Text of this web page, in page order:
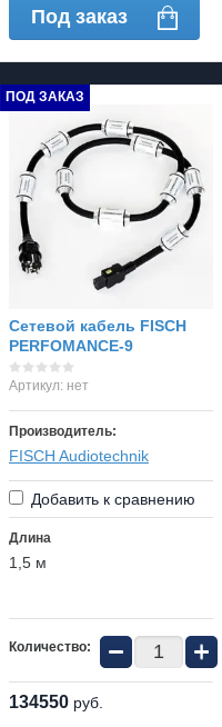
Под заказ
ПОД ЗАКАЗ
Сетевой кабель FISCH
PERFOMANCE-9
Артикул: нет
Производитель:
FISCH Audiotechnik
Добавить к сравнению
Длина
1,5 м
Количество: − +
134550 руб.